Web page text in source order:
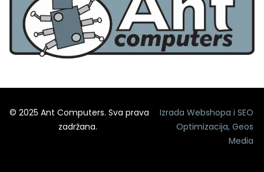
© 2025 Ant Computers. Sva prava
zadržana.
Izrada Webshopa iSEO
Optimizacija,Geos
Media